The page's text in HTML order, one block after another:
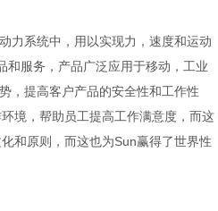
力系统中，用以实现力，速度和运动
和服务，产品广泛应用于移动，工业
，提高客户产品的安全性和工作性
境，帮助员工提高工作满意度，而这
和原则，而这也为Sun赢得了世界性